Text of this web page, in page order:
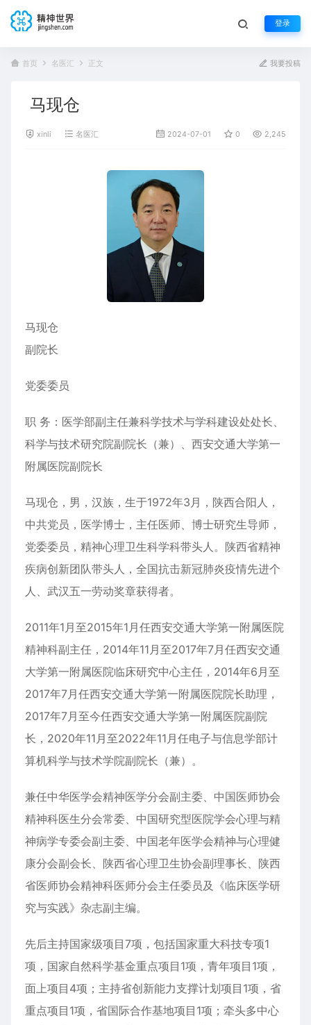
登录
首页 名医汇 正文 我要投稿
马现仓
xinli 名医汇 2024-07-01 0 2,245
马现仓
副院长
党委委员
职 务：医学部副主任兼科学技术与学科建设处处长、
科学与技术研究院副院长（兼）、西安交通大学第一
附属医院副院长
马现仓，男，汉族，生于1972年3月，陕西合阳人，
中共党员，医学博士，主任医师、博士研究生导师，
党委委员，精神心理卫生科学科带头人。陕西省精神
疾病创新团队带头人，全国抗击新冠肺炎疫情先进个
人、武汉五一劳动奖章获得者。
2011年1月至2015年1月任西安交通大学第一附属医院
精神科副主任，2014年11月至2017年7月任西安交通
大学第一附属医院临床研究中心主任，2014年6月至
2017年7月任西安交通大学第一附属医院院长助理，
2017年7月至今任西安交通大学第一附属医院副院
长，2020年11月至2022年11月任电子与信息学部计
算机科学与技术学院副院长（兼）。
兼任中华医学会精神医学分会副主委、中国医师协会
精神科医生分会常委、中国研究型医院学会心理与精
神病学专委会副主委、中国老年医学会精神与心理健
康分会副会长、陕西省心理卫生协会副理事长、陕西
省医师协会精神科医师分会主任委员及《临床医学研
究与实践》杂志副主编。
先后主持国家级项目7项，包括国家重大科技专项1
项，国家自然科学基金重点项目1项，青年项目1项，
面上项目4项；主持省创新能力支撑计划项目1项，省
重点项目1项，省国际合作基地项目1项；牵头多中心